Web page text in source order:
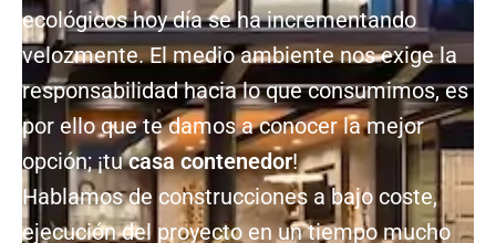
ecológicos hoy día se ha incrementando
velozmente. El medio ambiente nos exige la
responsabilidad hacia lo que consumimos, es
por ello que te damos a conocer la mejor
opción; ¡tucasa contenedor!
Hablamos de construcciones a bajo coste,
ejecución del proyecto en un tiempo mucho